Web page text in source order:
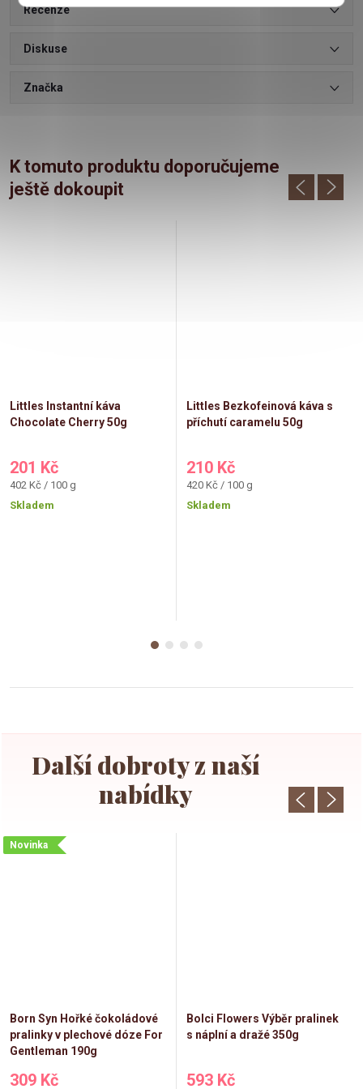
Recenze
Diskuse
Značka
K tomuto produktu doporučujeme
ještě dokoupit
Littles Instantní káva
Chocolate Cherry 50g
201 Kč
Měrná
cena:
402 Kč / 100 g
Skladem
Littles Bezkofeinová káva s
příchutí caramelu 50g
210 Kč
Měrná
cena:
420 Kč / 100 g
Skladem
Novinka
Born Syn Hořké čokoládové
pralinky v plechové dóze For
Gentleman 190g
309 Kč
Bolci Flowers Výběr pralinek
s náplní a dražé 350g
593 Kč